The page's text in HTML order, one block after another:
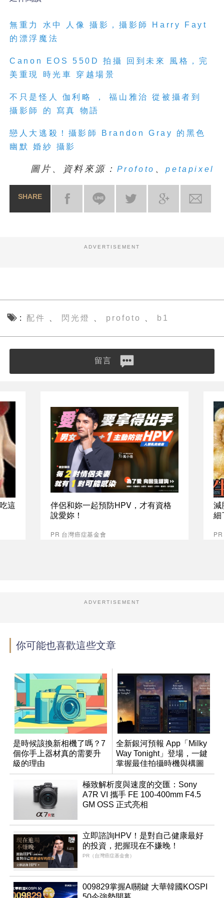
無重力 水中 人像 攝影，攝影師
Harry Fayt
的漂浮魔法
Canon EOS 550D拍攝 回到未來
風格，完
美重現
時光車 穿越場景
不只是怪人 伽利略 ， 福山雅治
從被攝者到
攝影師
的 寫真 物語
戀人大逃殺！攝影師 Brandon Gray 的黑色
幽默
婚紗 攝影
圖片、資料來源： Profoto 、petapixel
SHARE
ADVERTISEMENT
配件 、 閃光燈 、 profoto 、 b1
留言
這
伴侶和妳一起預防HPV，才有資格
說愛妳！
PR 台灣癌症基金會
減
細
ADVERTISEMENT
你可能也喜歡這些文章
是時候該換新相機了嗎？7
個你手上器材真的需要升
級的理由
全新銀河預報 App「Milky
Way Tonight」登場，一鍵
掌握最佳拍攝時機與構圖
極致解析度與速度的交匯：Sony
A7R VI 攜手 FE 100-400mm F4.5
GM OSS 正式亮相
立即諮詢HPV！是對自己健康最好
的投資，把握現在不嫌晚！
PR（台灣癌症基金會）
009829掌握AI關鍵 大華韓國KOSPI